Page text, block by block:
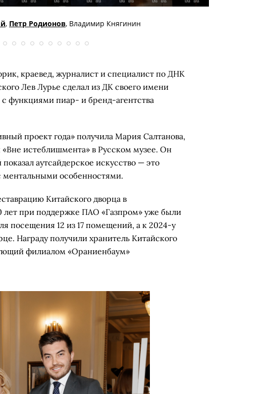
, Петр Родионов, Владимир Княгинин
краевед, журналист и специалист по ДНК
Лев Лурье сделал из ДК своего имени
функциями пиар- и бренд-агентства
проект года» получила Мария Салтанова,
истеблишмента» в Русском музее. Он
аутсайдерское искусство — это
ментальными особенностями.
Китайского дворца в
лет при поддержке ПАО «Газпром» уже были
посещения 12 из 17 помещений, а к 2024-у
Награду получили хранитель Китайского
филиалом «Ораниенбаум»